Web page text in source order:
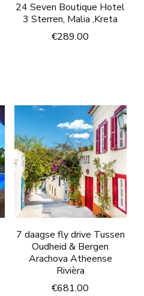
24 Seven Boutique Hotel
3 Sterren, Malia ,Kreta
€289.00
7 daagse fly drive Tussen
Oudheid & Bergen
Arachova Atheense
Rivièra
€681.00